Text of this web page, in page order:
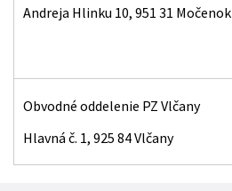
Andreja Hlinku 10, 951 31 Močenok
Obvodné oddelenie PZ Vlčany
Hlavná č. 1, 925 84 Vlčany